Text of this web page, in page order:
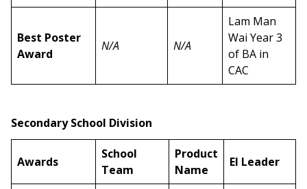
Best Poster
Award
N/A N/A
Lam Man
Wai Year 3
of BA in
CAC
Secondary School Division
Awards
School
Team
Product
Name
EI Leader